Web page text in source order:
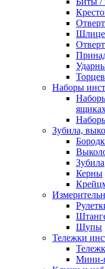
Наборы
Зубила,
Зубила
Керны
Щупы
Тележки
Мини-